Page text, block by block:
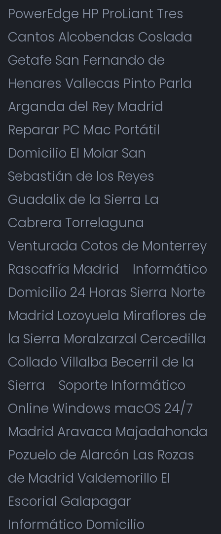
PowerEdge HP ProLiant Tres
Cantos Alcobendas Coslada
Getafe San Fernando de
Henares Vallecas Pinto Parla
Arganda del Rey Madrid
Reparar PC Mac Portátil
Domicilio El Molar San
Sebastián de los Reyes
Guadalix de la Sierra La
Cabrera Torrelaguna
Venturada Cotos de Monterrey
Rascafría Madrid
Informático
Domicilio 24 Horas Sierra Norte
Madrid Lozoyuela Miraflores de
la Sierra Moralzarzal Cercedilla
Collado Villalba Becerril de la
Sierra
Soporte Informático
Online Windows macOS 24/7
Madrid Aravaca Majadahonda
Pozuelo de Alarcón Las Rozas
de Madrid Valdemorillo El
Escorial Galapagar
Informático Domicilio